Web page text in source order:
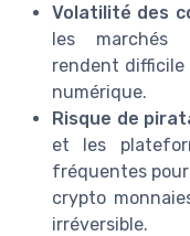
Volatilité des
les marchés
rendent difficile
numérique.
Risque de
et les
fréquentes
crypto
irréversible.